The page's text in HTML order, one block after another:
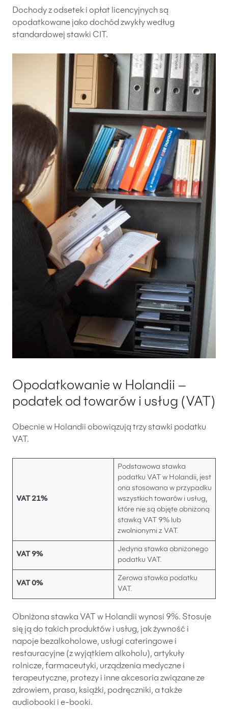
Dochody z odsetek i opłat licencyjnych są
opodatkowane jako dochód zwykły według
standardowej stawki CIT.
Opodatkowanie w Holandii –
podatek od towarów i usług (VAT)
Obecnie w Holandii obowiązują trzy stawki podatku
VAT.
VAT 21%
Podstawowa stawka
podatku VAT w Holandii, jest
ona stosowana w przypadku
wszystkich towarów i usług,
które nie są objęte obniżoną
stawką VAT 9% lub
zwolnionymi z VAT.
VAT 9%
Jedyna stawka obniżonego
podatku VAT.
VAT 0%
Zerowa stawka podatku
VAT.
Obniżona stawka VAT w Holandii wynosi 9%. Stosuje
się ją do takich produktów i usług, jak żywność i
napoje bezalkoholowe, usługi cateringowe i
restauracyjne (z wyjątkiem alkoholu), artykuły
rolnicze, farmaceutyki, urządzenia medyczne i
terapeutyczne, protezy i inne akcesoria związane ze
zdrowiem, prasa, książki, podręczniki, a także
audiobooki i e-booki.